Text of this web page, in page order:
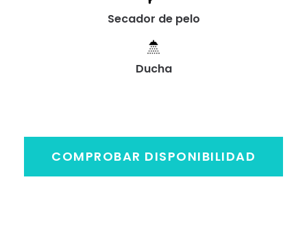
Secador de pelo
Ducha
COMPROBAR DISPONIBILIDAD